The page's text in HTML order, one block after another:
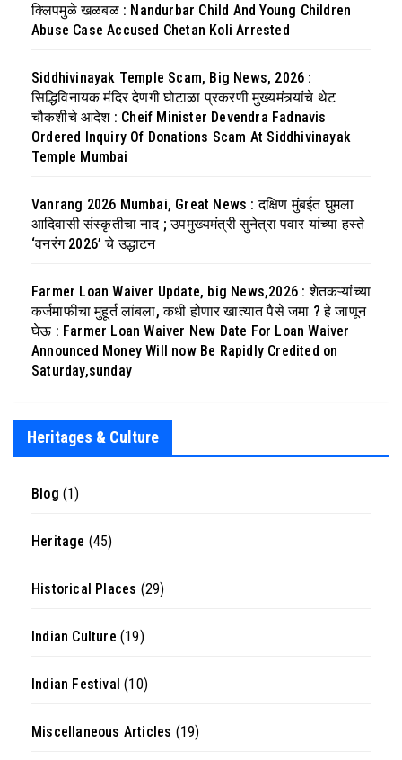
क्लिपमुळे खळबळ : Nandurbar Child And Young Children
Abuse Case Accused Chetan Koli Arrested
Siddhivinayak Temple Scam, Big News, 2026 :
सिद्धिविनायक मंदिर देणगी घोटाळा प्रकरणी मुख्यमंत्र्यांचे थेट
चौकशीचे आदेश : Cheif Minister Devendra Fadnavis
Ordered Inquiry Of Donations Scam At Siddhivinayak
Temple Mumbai
Vanrang 2026 Mumbai, Great News : दक्षिण मुंबईत घुमला
आदिवासी संस्कृतीचा नाद ; उपमुख्यमंत्री सुनेत्रा पवार यांच्या हस्ते
‘वनरंग 2026’ चे उद्धाटन
Farmer Loan Waiver Update, big News,2026 : शेतकऱ्यांच्या
कर्जमाफीचा मुहूर्त लांबला, कधी होणार खात्यात पैसे जमा ? हे जाणून
घेऊ : Farmer Loan Waiver New Date For Loan Waiver
Announced Money Will now Be Rapidly Credited on
Saturday,sunday
Heritages & Culture
Blog (1)
Heritage (45)
Historical Places (29)
Indian Culture (19)
Indian Festival (10)
Miscellaneous Articles (19)